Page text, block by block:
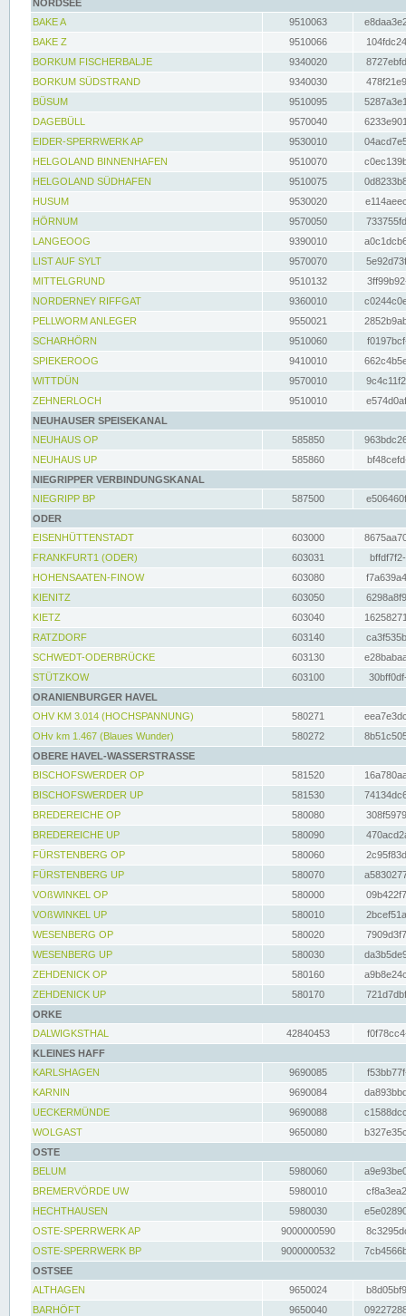
NORDSEE
BAKE A
9510063
BAKE Z
9510066
BORKUM FISCHERBALJE
9340020
BORKUM SÜDSTRAND
9340030
BÜSUM
9510095
DAGEBÜLL
9570040
EIDER-SPERRWERK AP
9530010
HELGOLAND BINNENHAFEN
9510070
HELGOLAND SÜDHAFEN
9510075
HUSUM
9530020
HÖRNUM
9570050
LANGEOOG
9390010
LIST AUF SYLT
9570070
MITTELGRUND
9510132
NORDERNEY RIFFGAT
9360010
PELLWORM ANLEGER
9550021
SCHARHÖRN
9510060
SPIEKEROOG
9410010
WITTDÜN
9570010
ZEHNERLOCH
9510010
NEUHAUSER SPEISEKANAL
NEUHAUS OP
585850
NEUHAUS UP
585860
NIEGRIPPER VERBINDUNGSKANAL
NIEGRIPP BP
587500
ODER
EISENHÜTTENSTADT
603000
FRANKFURT1 (ODER)
603031
HOHENSAATEN-FINOW
603080
KIENITZ
603050
KIETZ
603040
RATZDORF
603140
SCHWEDT-ODERBRÜCKE
603130
STÜTZKOW
603100
ORANIENBURGER HAVEL
OHV KM 3.014 (HOCHSPANNUNG)
580271
OHv km 1.467 (Blaues Wunder)
580272
OBERE HAVEL-WASSERSTRASSE
BISCHOFSWERDER OP
581520
BISCHOFSWERDER UP
581530
BREDEREICHE OP
580080
BREDEREICHE UP
580090
FÜRSTENBERG OP
580060
FÜRSTENBERG UP
580070
VOßWINKEL OP
580000
VOßWINKEL UP
580010
WESENBERG OP
580020
WESENBERG UP
580030
ZEHDENICK OP
580160
ZEHDENICK UP
580170
ORKE
DALWIGKSTHAL
42840453
KLEINES HAFF
KARLSHAGEN
9690085
KARNIN
9690084
UECKERMÜNDE
9690088
WOLGAST
9650080
OSTE
BELUM
5980060
BREMERVÖRDE UW
5980010
HECHTHAUSEN
5980030
OSTE-SPERRWERK AP
9000000590
OSTE-SPERRWERK BP
9000000532
OSTSEE
ALTHAGEN
9650024
BARHÖFT
9650040